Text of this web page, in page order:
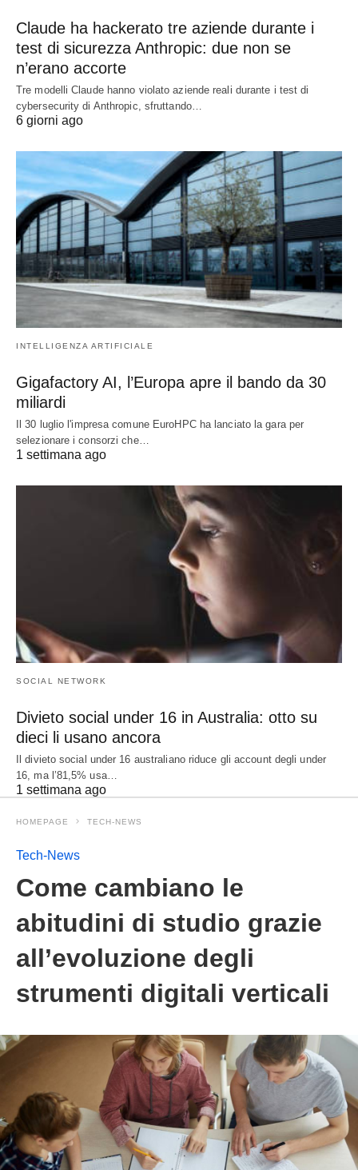
Claude ha hackerato tre aziende durante i
test di sicurezza Anthropic: due non se
n’erano accorte
Tre modelli Claude hanno violato aziende reali durante i test di
cybersecurity di Anthropic, sfruttando…
6 giorni ago
INTELLIGENZA ARTIFICIALE
Gigafactory AI, l’Europa apre il bando da 30
miliardi
Il 30 luglio l'impresa comune EuroHPC ha lanciato la gara per
selezionare i consorzi che…
1 settimana ago
SOCIAL NETWORK
Divieto social under 16 in Australia: otto su
dieci li usano ancora
Il divieto social under 16 australiano riduce gli account degli under
16, ma l’81,5% usa…
1 settimana ago